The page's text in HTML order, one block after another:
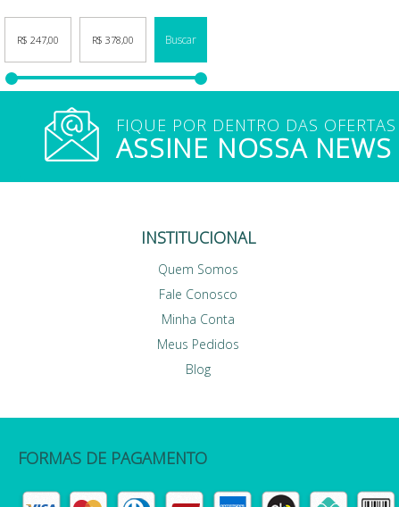
COLAR
PÉROLA
Buscar
FIQUE POR DENTRO DAS OFERTAS
ASSINE NOSSA NEWS
INSTITUCIONAL
Quem Somos
Fale Conosco
Minha Conta
Meus Pedidos
Blog
FORMAS DE PAGAMENTO